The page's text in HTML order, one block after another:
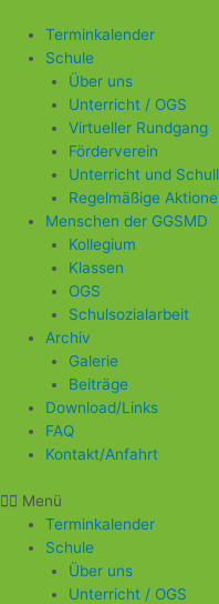
Inhalt
springen
Terminkalender
Schule
Über uns
Unterricht / OGS
Virtueller Rundgang
Förderverein
Unterricht und
Regelmäßige
Menschen der GGSMD
Kollegium
Klassen
OGS
Schulsozialarbeit
Archiv
Galerie
Beiträge
Download/Links
FAQ
Kontakt/Anfahrt
Menü
Terminkalender
Schule
Über uns
Unterricht / OGS